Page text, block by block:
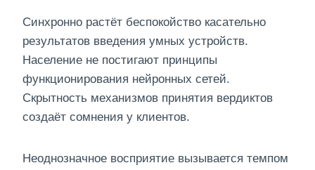
Синхронно растёт беспокойство касательно
результатов введения умных устройств.
Население не постигают принципы
функционирования нейронных сетей.
Скрытность механизмов принятия вердиктов
создаёт сомнения у клиентов.
Неоднозначное восприятие вызывается темпом